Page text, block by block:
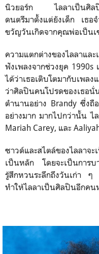
นิวยอร์ก ไลลาเป็นศิลปิน
ดนตรีมาตั้งแต่ยังเด็ก เธอ
ขวัญวันเกิดจากคุณพ่อเป็นเ
ความแตกต่างของไลลาและ
ฟังเพลงจากช่วงยุค 1990s
ได้ว่าเธอเติบโตมากับเพล
ว่าศิลปินคนโปรดของเธอ
ตำนานอย่าง Brandy ซึ่งถื
อย่างมาก มากไปกว่านั้น ไ
Mariah Carey, และ
ซาวด์และสไตล์ของไลลา
เป็นหลัก โดยจะเป็นการบ
รู้สึกหวนระลึกถึงวันเก่า ๆ
ทำให้ไลลาเป็นศิลปินอีกคน